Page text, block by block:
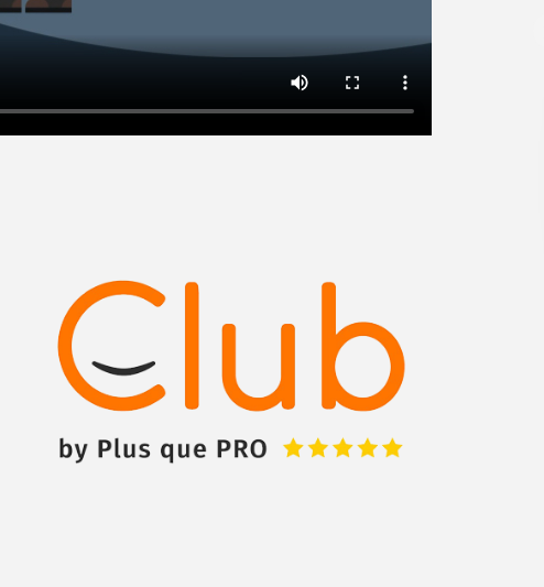
Vous êtes un
professionnel ?
Augmentez votrechiffre d'affaires